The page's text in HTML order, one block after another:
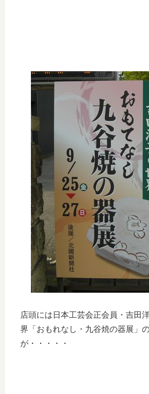
店頭には日本工芸会正会員・吉田
界「おもれなし・九谷焼の器展」
が・・・・・